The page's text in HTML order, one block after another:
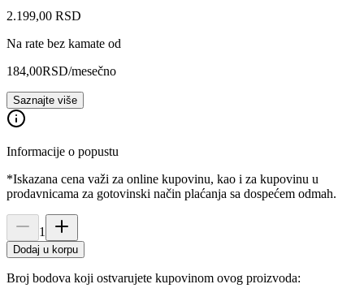
2.199,00 RSD
Na rate bez kamate od
184,00RSD/mesečno
Saznajte više
Informacije o popustu
*Iskazana cena važi za online kupovinu, kao i za kupovinu u
prodavnicama za gotovinski način plaćanja sa dospećem odmah.
1
Dodaj u korpu
Broj bodova koji ostvarujete kupovinom ovog proizvoda: